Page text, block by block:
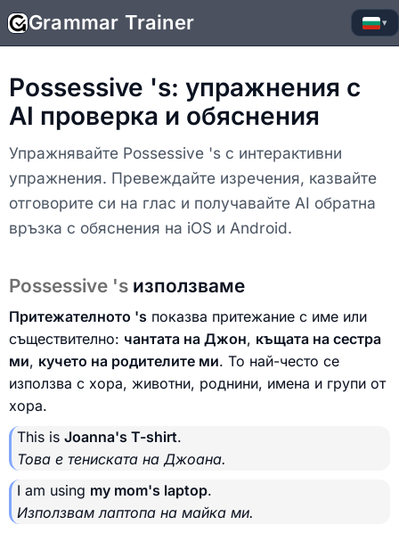
Grammar Trainer ▾
Possessive 's: упражнения с
AI проверка и обяснения
Упражнявайте Possessive 's с интерактивни
упражнения. Превеждайте изречения, казвайте
отговорите си на глас и получавайте AI обратна
връзка с обяснения на iOS и Android.
Possessive 's използваме
Притежателното 's показва притежание с име или
съществително: чантата на Джон, къщата на сестра
ми, кучето на родителите ми. То най-често се
използва с хора, животни, роднини, имена и групи от
хора.
This is Joanna's T-shirt.
Това е тениската на Джоана.
I am using my mom's laptop.
Използвам лаптопа на майка ми.